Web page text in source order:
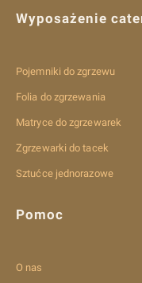
Wyposażenie
Pojemniki do zgrzewu
Folia do zgrzewania
Matryce do zgrzewarek
Zgrzewarki do tacek
Sztućce jednorazowe
Pomoc
O nas